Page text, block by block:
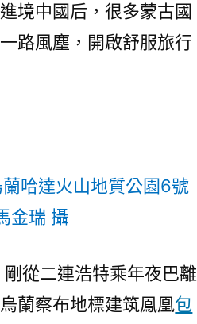
境中國后，很多蒙古國
路風塵，開啟舒服旅行
哈達火山地質公園6號
金瑞 攝
從二連浩特乘年夜巴離
蘭察布地標建筑鳳凰包